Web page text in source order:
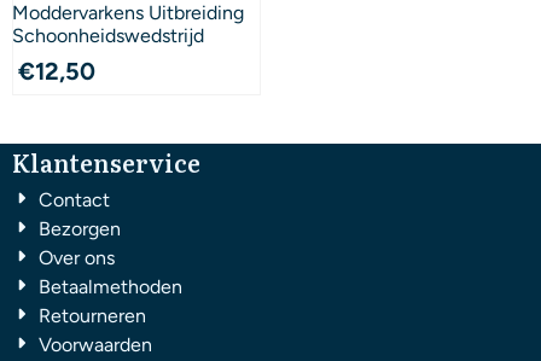
Moddervarkens Uitbreiding
Schoonheidswedstrijd
€12,50
Klantenservice
Contact
Bezorgen
Over ons
Betaalmethoden
Retourneren
Voorwaarden